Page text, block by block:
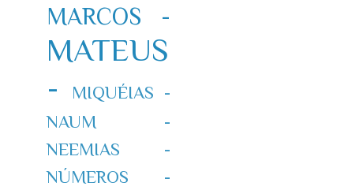
MARCOS -
MATEUS
-
MIQUÉIAS -
NAUM -
NEEMIAS -
NÚMEROS -